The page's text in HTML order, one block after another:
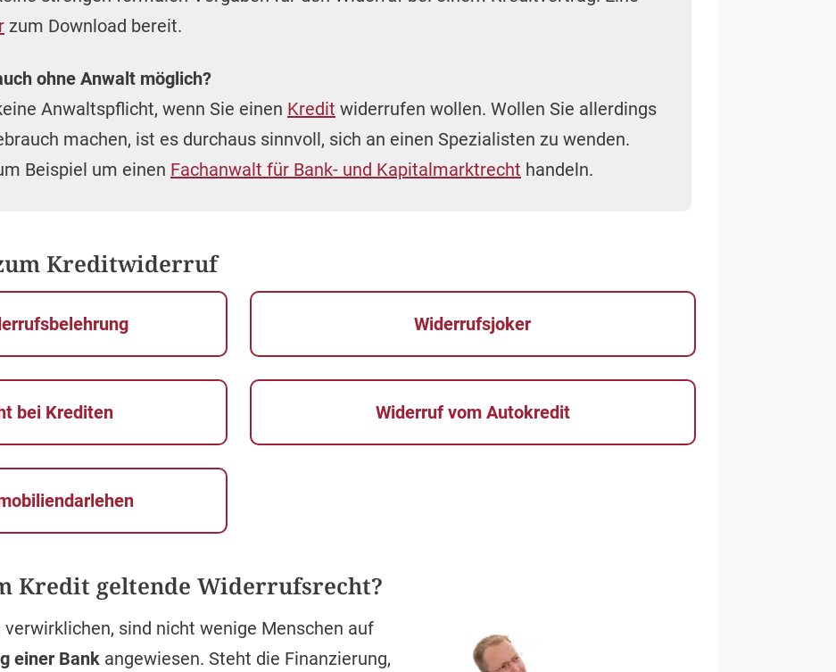
zum Download bereit.
ohne Anwalt möglich?
Anwaltspflicht, wenn Sie einen Kredit widerrufen wollen. Wollen Sie allerdings
machen, ist es durchaus sinnvoll, sich an einen Spezialisten zu wenden.
Beispiel um einen Fachanwalt für Bank- und Kapitalmarktrecht handeln.
Kreditwiderruf
Widerrufsjoker
bei Krediten Widerruf vom Autokredit
Kredit geltende Widerrufsrecht?
verwirklichen, sind nicht wenige Menschen auf
einer Bank angewiesen. Steht die Finanzierung,